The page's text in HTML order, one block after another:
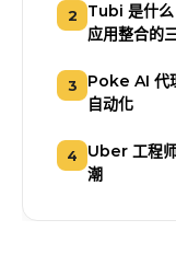
2
Tubi 是什
应用整合的
3
Poke AI 代
自动化
4
Uber 工程
潮